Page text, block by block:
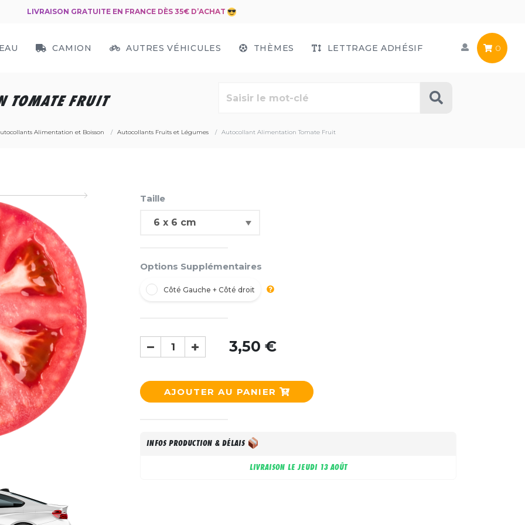
LIVRAISON GRATUITE EN FRANCE DÈS 35€ D’ACHAT
CAMION AUTRES VÉHICULES THÈMES LETTRAGE ADHÉSIF 0
TOMATE FRUIT
Alimentation et Boisson Autocollants Fruits et Légumes Autocollant Alimentation Tomate Fruit
Taille
Options Supplémentaires
Côté Gauche + Côté droit
3,50 €
AJOUTER AU PANIER
INFOS PRODUCTION & DÉLAIS
LIVRAISON LEJEUDI 13 AOÛT